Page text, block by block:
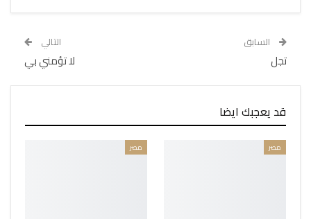
السابق
تجل
التالي
لا تؤمني بي
قد يعجبك ايضا
مصر مصر